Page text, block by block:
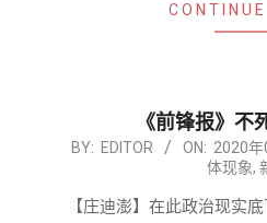
《前锋报》不
2020-
07
BY: EDITOR ON: 2020年
体现象,
【庄迪澎】在此政治现实